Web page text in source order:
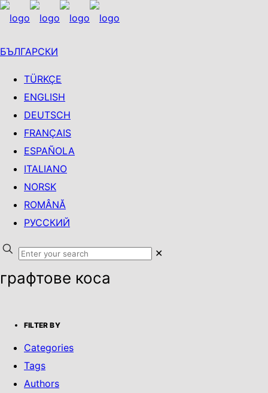
БЪЛГАРСКИ
TÜRKÇE
ENGLISH
DEUTSCH
FRANÇAIS
ESPAÑOLA
ITALIANO
NORSK
ROMÂNĂ
РУССКИЙ
✕
графтове коса
FILTER BY
Categories
Tags
Authors